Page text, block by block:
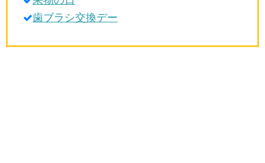
歯ブラシ交換デー